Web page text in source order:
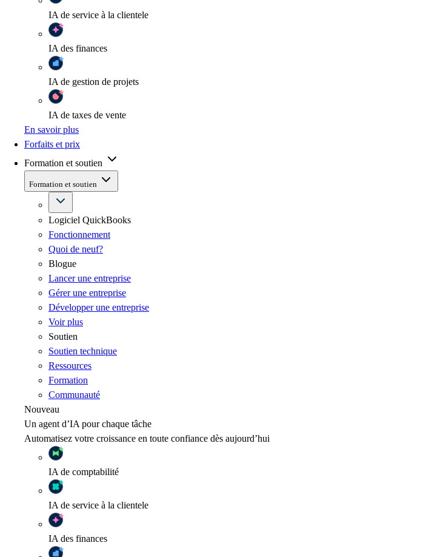
IA de service à la clientele
IA des finances
IA de gestion de projets
IA de taxes de vente
En savoir plus
Forfaits et prix
Formation et soutien
Formation et soutien
Logiciel QuickBooks
Fonctionnement
Quoi de neuf?
Blogue
Lancer une entreprise
Gérer une entreprise
Développer une entreprise
Voir plus
Soutien
Soutien technique
Ressources
Formation
Communauté
Nouveau
Un agent d’IA pour chaque tâche
Automatisez votre croissance en toute confiance dès aujourd’hui
IA de comptabilité
IA de service à la clientele
IA des finances